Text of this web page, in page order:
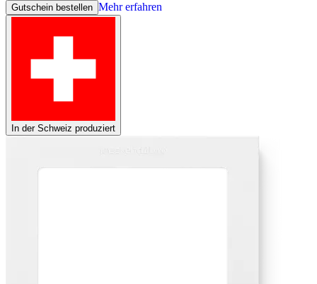
Gutschein bestellen Mehr erfahren
In der Schweiz produziert